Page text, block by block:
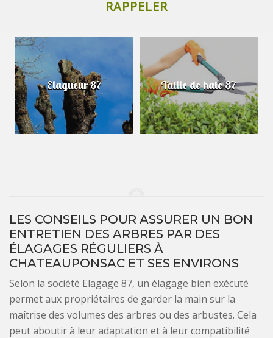
Elagueur 87 Taille de haie 87
LES CONSEILS POUR ASSURER UN BON
ENTRETIEN DES ARBRES PAR DES
ÉLAGAGES RÉGULIERS À
CHATEAUPONSAC ET SES ENVIRONS
Selon la société Elagage 87, un élagage bien exécuté
permet aux propriétaires de garder la main sur la
maîtrise des volumes des arbres ou des arbustes. Cela
peut aboutir à leur adaptation et à leur compatibilité